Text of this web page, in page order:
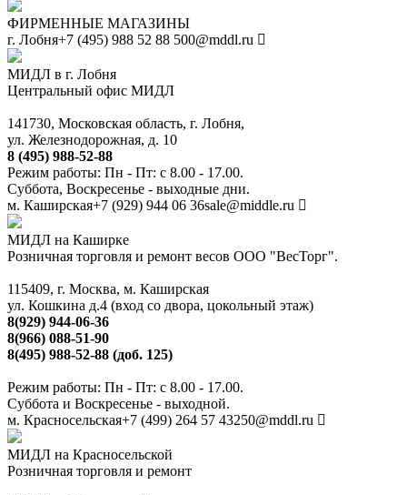
ФИРМЕННЫЕ МАГАЗИНЫ
г. Лобня+7 (495) 988 52 88 500@mddl.ru
МИДЛ в г. Лобня
Центральный офис МИДЛ
141730, Московская область, г. Лобня,
ул. Железнодорожная, д. 10
8 (495) 988-52-88
Режим работы: Пн - Пт: с 8.00 - 17.00.
Суббота, Воскресенье - выходные дни.
м. Каширская+7 (929) 944 06 36sale@middle.ru
МИДЛ на Каширке
Розничная торговля и ремонт весов ООО "ВесТорг".
115409, г. Москва, м. Каширская
ул. Кошкина д.4 (вход со двора, цокольный этаж)
8(929) 944-06-36
8(966) 088-51-90
8(495) 988-52-88 (доб. 125)
Режим работы: Пн - Пт: с 8.00 - 17.00.
Суббота и Воскресенье - выходной.
м. Красносельская+7 (499) 264 57 43250@mddl.ru
МИДЛ на Красносельской
Розничная торговля и ремонт